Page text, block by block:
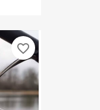
favorite_border